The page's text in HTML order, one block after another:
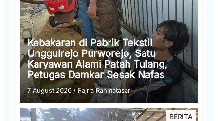
Kebakaran di Pabrik Tekstil
Unggulrejo Purworejo, Satu
Karyawan Alami Patah Tulang,
Petugas Damkar Sesak Nafas
7 August 2026 /Fajria Rahmatasari
BERITA